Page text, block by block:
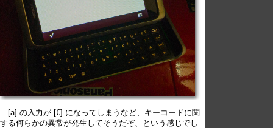
[a] の入力が [€] になってしまうなど、キーコードに関
する何らかの異常が発生してそうだぞ、という感じでし